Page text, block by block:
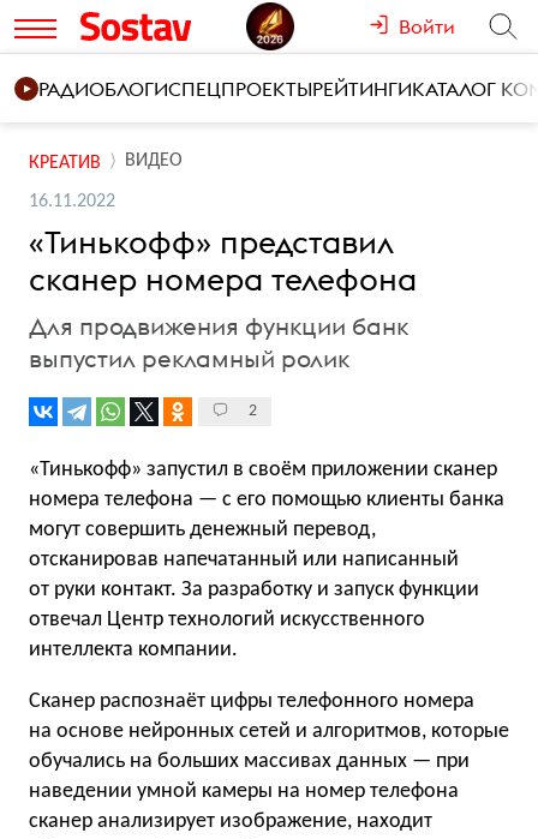
Войти
РАДИОБЛОГИСПЕЦПРОЕКТЫРЕЙТИНГИКАТАЛОГ
КРЕАТИВ ВИДЕО
16.11.2022
«Тинькофф» представил
сканер номера телефона
Для продвижения функции банк
выпустил рекламный ролик
2
«Тинькофф» запустил в своём приложении сканер
номера телефона — с его помощью клиенты банка
могут совершить денежный перевод,
отсканировав напечатанный или написанный
от руки контакт. За разработку и запуск функции
отвечал Центр технологий искусственного
интеллекта компании.
Сканер распознаёт цифры телефонного номера
на основе нейронных сетей и алгоритмов, которые
обучались на больших массивах данных — при
наведении умной камеры на номер телефона
сканер анализирует изображение, находит